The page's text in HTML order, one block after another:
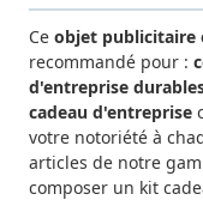
Ce objet publicitaire
recommandé pour :
d'entreprise
cadeau d'entreprise
votre notoriété à
articles de notre
composer un kit